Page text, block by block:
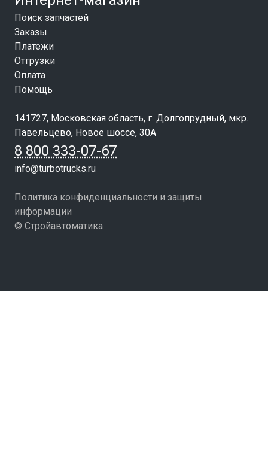
Поиск запчастей
Заказы
Платежи
Отгрузки
Оплата
Помощь
141727, Московская область, г. Долгопрудный, мкр.
Павельцево, Новое шоссе, 30А
8 800 333-07-67
info@turbotrucks.ru
Политика конфиденциальности и защиты
информации
© Стройавтоматика